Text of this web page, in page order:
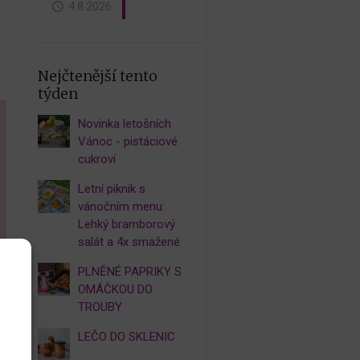
4.8.2026
Nejčtenější tento
týden
Novinka letošních
Vánoc - pistáciové
cukroví
Letní piknik s
vánočním menu:
Lehký bramborový
salát a 4x smažené
PLNĚNÉ PAPRIKY S
OMÁČKOU DO
TROUBY
LEČO DO SKLENIC